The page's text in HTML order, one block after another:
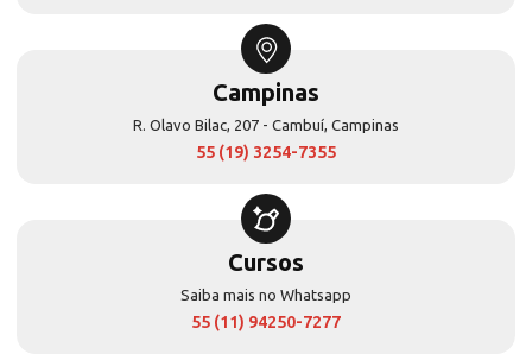
Campinas
R. Olavo Bilac, 207 - Cambuí, Campinas
55 (19) 3254-7355
Cursos
Saiba mais no Whatsapp
55 (11) 94250-7277